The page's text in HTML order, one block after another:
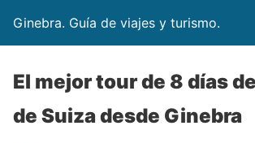
Ginebra. Guía de viajes y turismo.
El mejor tour de 8 días
de Suiza desde Ginebra